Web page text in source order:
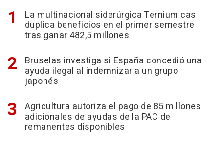
La multinacional siderúrgica Ternium casi
duplica beneficios en el primer semestre
tras ganar 482,5 millones
Bruselas investiga si España concedió una
ayuda ilegal al indemnizar a un grupo
japonés
Agricultura autoriza el pago de 85 millones
adicionales de ayudas de la PAC de
remanentes disponibles